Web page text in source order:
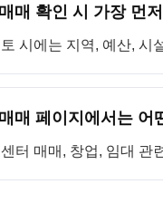
매 확인 시 가장 먼
시에는 지역, 예산, 시
매 페이지에서는 어
터 매매, 창업, 임대 관